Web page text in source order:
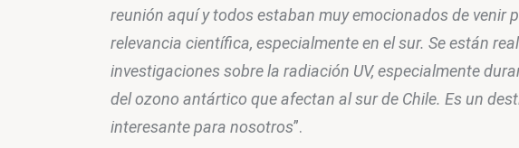
reunión aquí y todos estaban muy emocionados de venir
relevancia científica, especialmente en el sur. Se están
investigaciones sobre la radiación UV, especialmente
del ozono antártico que afectan al sur de Chile. Es un
interesante para nosotros”.